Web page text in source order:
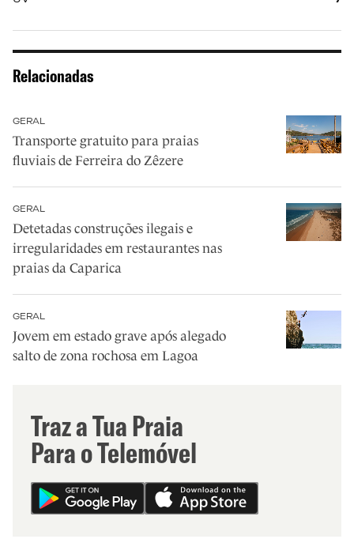
Relacionadas
GERAL
Transporte gratuito para praias
fluviais de Ferreira do Zêzere
GERAL
Detetadas construções ilegais e
irregularidades em restaurantes nas
praias da Caparica
GERAL
Jovem em estado grave após alegado
salto de zona rochosa em Lagoa
Traz a Tua Praia
Para o Telemóvel